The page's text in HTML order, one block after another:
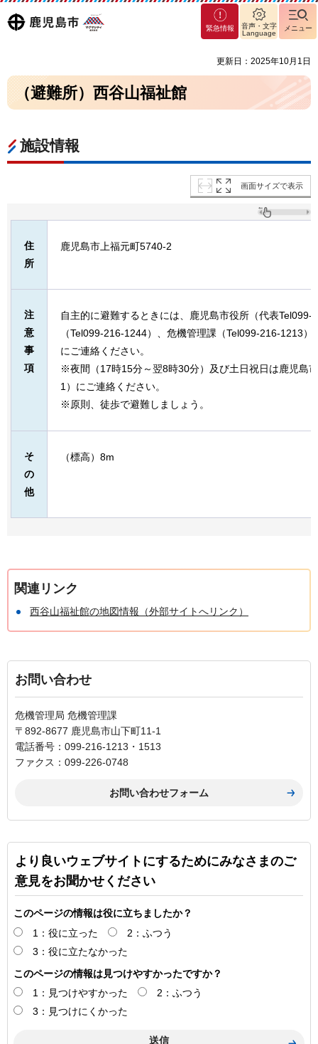
鹿児島
マグ
マシ
緊急情報
音声・文字
Language
メニュー
更新日：2025年10月1日
（避難所）西谷山福祉館
施設情報
画面サイズで表示
住
所
鹿児島市上福元町5740-2
注
意
事
項
自主的に避難するときには、鹿児島市役所（代表Tel099-
（Tel099-216-1244）、危機管理課（Tel099-216-1213
にご連絡ください。
※夜間（17時15分～翌8時30分）及び土日祝日は鹿児島
1）にご連絡ください。
※原則、徒歩で避難しましょう。
そ
の
他
（標高）8m
関連リンク
西谷山福祉館の地図情報（外部サイトへリンク）
お問い合わせ
危機管理局 危機管理課
〒892-8677 鹿児島市山下町11-1
電話番号：099-216-1213・1513
ファクス：099-226-0748
より良いウェブサイトにするためにみなさまのご
意見をお聞かせください
このページの情報は役に立ちましたか？
1：役に立った
2：ふつう
3：役に立たなかった
このページの情報は見つけやすかったですか？
1：見つけやすかった
2：ふつう
3：見つけにくかった